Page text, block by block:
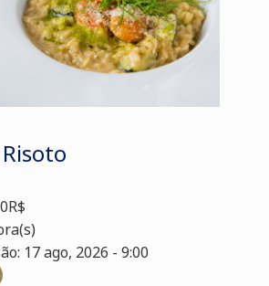
17 ago, 2026 - 9:00